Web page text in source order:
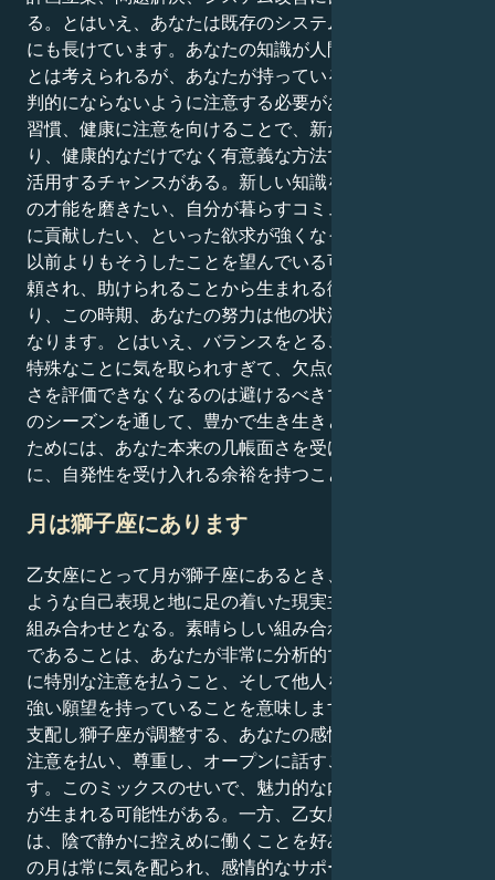
る。とはいえ、あなたは既存のシステムを改良すること
にも長けています。あなたの知識が人間関係に役立つこ
とは考えられるが、あなたが持っている人脈に過度に批
判的にならないように注意する必要がある。日課や生活
習慣、健康に注意を向けることで、新たなスタートを切
り、健康的なだけでなく有意義な方法で人生を最大限に
活用するチャンスがある。新しい知識を学びたい、自分
の才能を磨きたい、自分が暮らすコミュニティに積極的
に貢献したい、といった欲求が強くなっているのなら、
以前よりもそうしたことを望んでいる可能性がある。信
頼され、助けられることから生まれる微妙なパワーがあ
り、この時期、あなたの努力は他の状況よりも明らかに
なります。とはいえ、バランスをとることが肝心です。
特殊なことに気を取られすぎて、欠点の内側にある美し
さを評価できなくなるのは避けるべきです。乙女座太陽
のシーズンを通して、豊かで生き生きとしたものにする
ためには、あなた本来の几帳面さを受け入れると同時
に、自発性を受け入れる余裕を持つことです。
月は獅子座にあります
乙女座にとって月が獅子座にあるとき、あなたは燃える
ような自己表現と地に足の着いた現実主義の唯一無二の
組み合わせとなる。素晴らしい組み合わせです。乙女座
であることは、あなたが非常に分析的であること、細部
に特別な注意を払うこと、そして他人を助けたいという
強い願望を持っていることを意味します。しかし、月が
支配し獅子座が調整する、あなたの感情的な内面世界に
注意を払い、尊重し、オープンに話すことが不可欠で
す。このミックスのせいで、魅力的な内的ダイナミズム
が生まれる可能性がある。一方、乙女座のあなたの性質
は、陰で静かに控えめに働くことを好みますが、獅子座
の月は常に気を配られ、感情的なサポートを得ることを